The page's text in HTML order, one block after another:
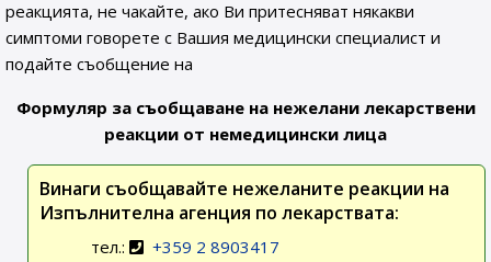
реакцията, не чакайте, ако Ви притесняват някакви
симптоми говорете с Вашия медицински специалист и
подайте съобщение на
Формуляр за съобщаване на нежелани лекарствени
реакции от немедицински лица
Винаги съобщавайте нежеланите реакции на
Изпълнителна агенция по лекарствата:
тел.:
+359 2 8903417